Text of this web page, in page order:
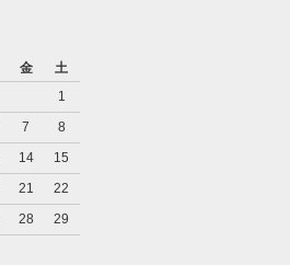
金
土
1
7
8
14
15
21
22
28
29